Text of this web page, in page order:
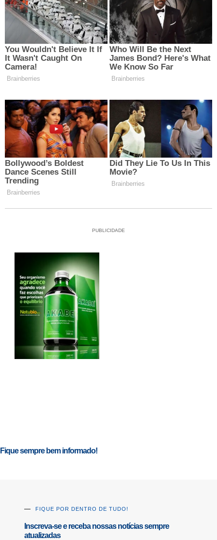
PUBLICIDADE
Fique sempre bem informado!
FIQUE POR DENTRO DE TUDO!
Inscreva-se e receba nossas notícias sempre
atualizadas